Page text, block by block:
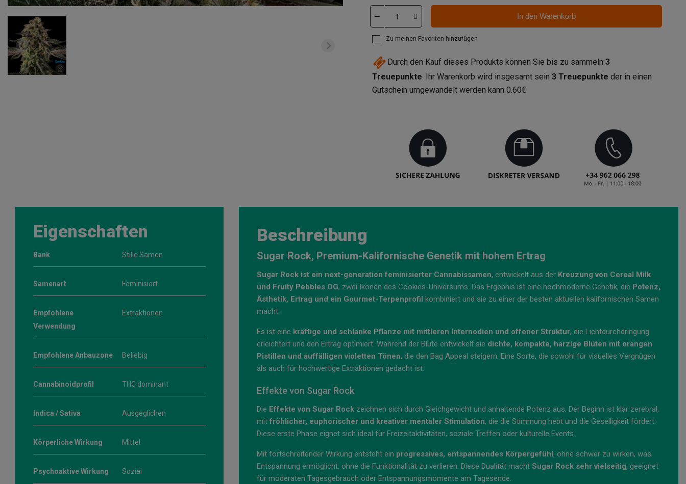
In den Warenkorb
Zu meinen Favoriten hinzufügen
Durch den Kauf dieses Produkts können Sie bis zu sammeln 3
Treuepunkte. Ihr Warenkorb wird insgesamt sein 3 Treuepunkte der in einen
Gutschein umgewandelt werden kann 0.60€
Eigenschaften
Bank Stille Samen
Samenart Feminisiert
Empfohlene
Verwendung
Extraktionen
Empfohlene Anbauzone Beliebig
Cannabinoidprofil THC dominant
Indica / Sativa Ausgeglichen
Körperliche Wirkung Mittel
Psychoaktive Wirkung Sozial
Beschreibung
Sugar Rock, Premium-Kalifornische Genetik mit hohem Ertrag
Sugar Rock ist ein next-generation feminisierter Cannabissamen, entwickelt aus der Kreuzung von Cereal Milk
und Fruity Pebbles OG, zwei Ikonen des Cookies-Universums. Das Ergebnis ist eine hochmoderne Genetik, die Potenz,
Ästhetik, Ertrag und ein Gourmet-Terpenprofil
kombiniert und sie zu einer der besten aktuellen kalifornischen Samen
macht.
Es ist eine kräftige und schlanke Pflanze mit mittleren Internodien und offener Struktur, die Lichtdurchdringung
erleichtert und den Ertrag optimiert. Während der Blüte entwickelt sie dichte, kompakte, harzige Blüten mit orangen
Pistillen und auffälligen violetten Tönen, die den Bag Appeal steigern. Eine Sorte, die sowohl für visuelles Vergnügen
als auch für hochwertige Extraktionen gedacht ist.
Effekte von Sugar Rock
Die Effekte von Sugar Rock zeichnen sich durch Gleichgewicht und anhaltende Potenz aus. Der Beginn ist klar zerebral,
mitfröhlicher, euphorischer und kreativer mentaler Stimulation, die die Stimmung hebt und die Geselligkeit fördert.
Diese erste Phase eignet sich ideal für Freizeitaktivitäten, soziale Treffen oder kulturelle Events.
Mit fortschreitender Wirkung entsteht ein progressives, entspannendes Körpergefühl , ohne schwer zu wirken, was
Entspannung ermöglicht, ohne die Funktionalität zu verlieren. Diese Dualität macht Sugar Rock sehr vielseitig, geeignet
für moderaten Tagesgebrauch oder Entspannungsmomente am Tagesende.